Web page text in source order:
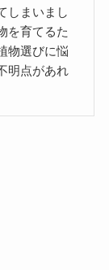
しまいまし
を育てるた
物選びに悩
明点があれ